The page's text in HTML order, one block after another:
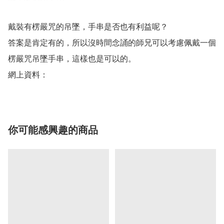
戴裝有楞嚴咒的吊墜，手串是否也有利益呢？
答案是肯定有的，所以沒時間念誦的師兄可以考慮佩戴一個
楞嚴咒吊墜手串，這樣也是可以的。
網上資料：
你可能感興趣的商品